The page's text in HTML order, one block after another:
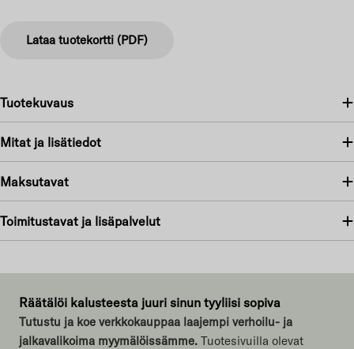
Lataa tuotekortti (PDF)
Tuotekuvaus
Mitat ja lisätiedot
Maksutavat
Toimitustavat ja lisäpalvelut
Räätälöi kalusteesta juuri sinun tyyliisi sopiva
Tutustu ja koe verkkokauppaa laajempi verhoilu- ja
jalkavalikoima myymälöissämme. Tuotesivuilla olevat